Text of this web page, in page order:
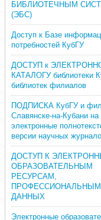
БИБЛИОТЕЧНЫМ
(ЭБС)
Доступ к Базе
потребностей КубГУ
ДОСТУП к
КАТАЛОГУ библиотеки
библиотек филиалов
ПОДПИСКА КубГУ и
Славянске-на-Кубани на
электронные
версии научных
ДОСТУП К
ОБРАЗОВАТЕЛЬНЫМ
РЕСУРСАМ,
ДАННЫХ
Электронные